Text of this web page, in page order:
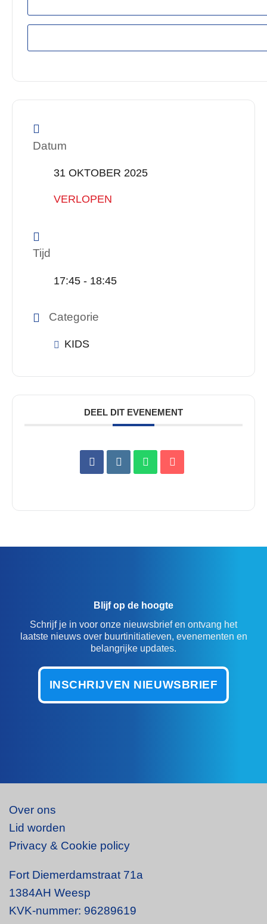
Datum
31 OKTOBER 2025
VERLOPEN
Tijd
17:45 - 18:45
Categorie
KIDS
DEEL DIT EVENEMENT
Blijf op de hoogte
Schrijf je in voor onze nieuwsbrief en ontvang het
laatste nieuws over buurtinitiatieven, evenementen en
belangrijke updates.
INSCHRIJVEN NIEUWSBRIEF
Over ons
Lid worden
Privacy & Cookie policy
Fort Diemerdamstraat 71a
1384AH Weesp
KVK-nummer: 96289619